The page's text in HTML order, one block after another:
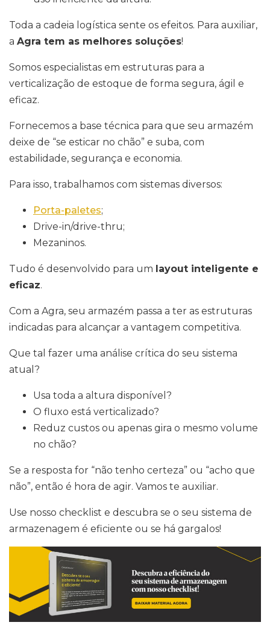
Toda a cadeia logística sente os efeitos. Para auxiliar,
a Agra tem as melhores soluções!
Somos especialistas em estruturas para a
verticalização de estoque de forma segura, ágil e
eficaz.
Fornecemos a base técnica para que seu armazém
deixe de “se esticar no chão” e suba, com
estabilidade, segurança e economia.
Para isso, trabalhamos com sistemas diversos:
Porta-paletes;
Drive-in/drive-thru;
Mezaninos.
Tudo é desenvolvido para um layout inteligente e
eficaz.
Com a Agra, seu armazém passa a ter as estruturas
indicadas para alcançar a vantagem competitiva.
Que tal fazer uma análise crítica do seu sistema
atual?
Usa toda a altura disponível?
O fluxo está verticalizado?
Reduz custos ou apenas gira o mesmo volume
no chão?
Se a resposta for “não tenho certeza” ou “acho que
não”, então é hora de agir. Vamos te auxiliar.
Use nosso checklist e descubra se o seu sistema de
armazenagem é eficiente ou se há gargalos!